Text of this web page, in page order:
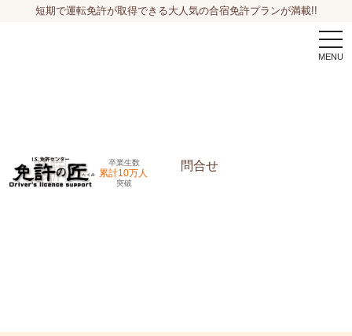
短期で運転免許が取得できる大人気の合宿免許プランが満載!!
卒業生数
累計10万人
突破
問合せ